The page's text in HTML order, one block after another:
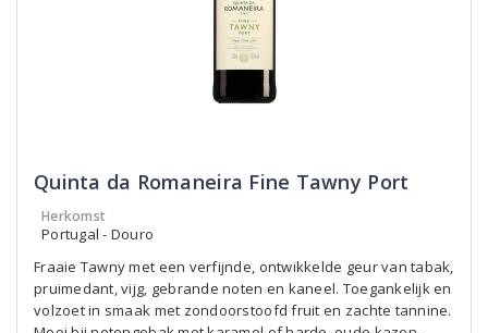
Quinta da Romaneira Fine Tawny Port
Herkomst
Portugal - Douro
Fraaie Tawny met een verfijnde, ontwikkelde geur van tabak,
pruimedant, vijg, gebrande noten en kaneel. Toegankelijk en
volzoet in smaak met zondoorstoofd fruit en zachte tannine.